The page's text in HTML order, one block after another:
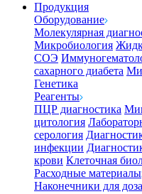
Продукция
Оборудование
Молекулярная
Микробиология
СОЭ
сахарного диабета
Генетика
Реагенты
ПЦР диагностика
цитология
серология
инфекции
крови Клеточная
Расходные материалы
Наконечники для